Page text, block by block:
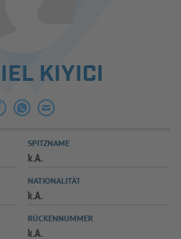
SPIELPLUS
KIYICI
SPITZNAME
k.A.
NATIONALITÄT
k.A.
RÜCKENNUMMER
k.A.